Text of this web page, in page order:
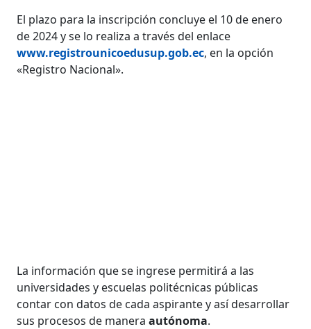
El plazo para la inscripción concluye el 10 de enero
de 2024 y se lo realiza a través del enlace
www.registrounicoedusup.gob.ec, en la opción
«Registro Nacional».
La información que se ingrese permitirá a las
universidades y escuelas politécnicas públicas
contar con datos de cada aspirante y así desarrollar
sus procesos de maneraautónoma.